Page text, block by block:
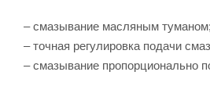
– смазывание масляным туманом;
– точная регулировка подачи
– смазывание пропорционально